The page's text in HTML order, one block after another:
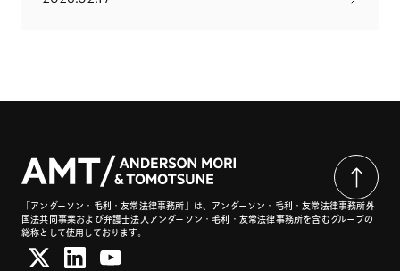
「アンダーソン・毛利・友常法律事務所」は、アンダーソン・毛利・友常法律事務所外
国法共同事業および弁護士法人アンダーソン・毛利・友常法律事務所を含むグループの
総称として使用しております。